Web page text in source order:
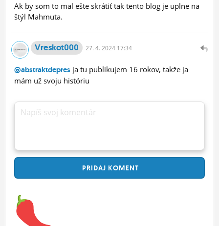
Ak by som to mal ešte skrátiť tak tento blog je uplne na
štýl Mahmuta.
Vreskot000 27. 4. 2024 17:34
@abstraktdepres ja tu publikujem 16 rokov, takže ja
mám už svoju históriu
Napíš svoj komentár
PRIDAJ KOMENT